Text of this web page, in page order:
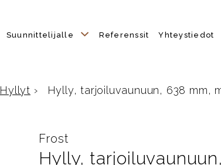
Suunnittelijalle Referenssit Yhteystiedot
Hyllyt › Hylly, tarjoiluvaunuun, 638 mm,
Frost
Hylly,